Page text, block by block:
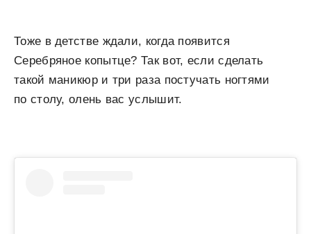
Тоже в детстве ждали, когда появится
Серебряное копытце? Так вот, если сделать
такой маникюр и три раза постучать ногтями
по столу, олень вас услышит.